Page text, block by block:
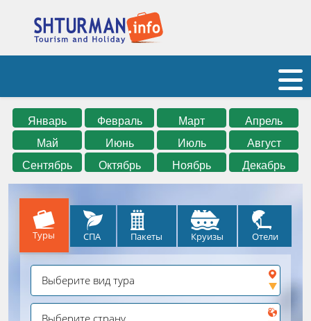
Январь Февраль Март
Апрель
Май
Июнь Июль
Август
Сентябрь
Октябрь Ноябрь Декабрь
Туры СПА Пакеты Круизы Отели